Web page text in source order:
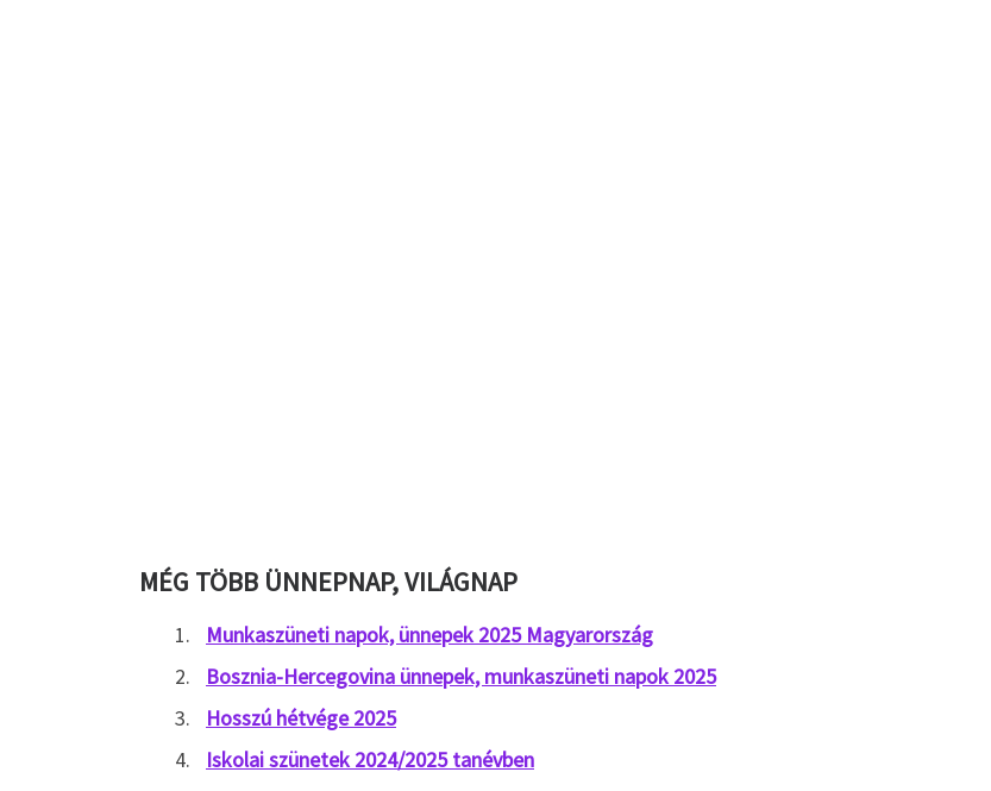
MÉG TÖBB ÜNNEPNAP, VILÁGNAP
Munkaszüneti napok, ünnepek 2025 Magyarország
Bosznia-Hercegovina ünnepek, munkaszüneti napok 2025
Hosszú hétvége 2025
Iskolai szünetek 2024/2025 tanévben